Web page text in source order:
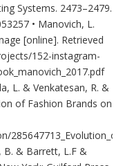
Systems. 2473–2479.
• Manovich, L.
[online]. Retrieved
152-instagram-
L. & Venkatesan, R. &
of Fashion Brands on
Β. & Barrett, L.F &